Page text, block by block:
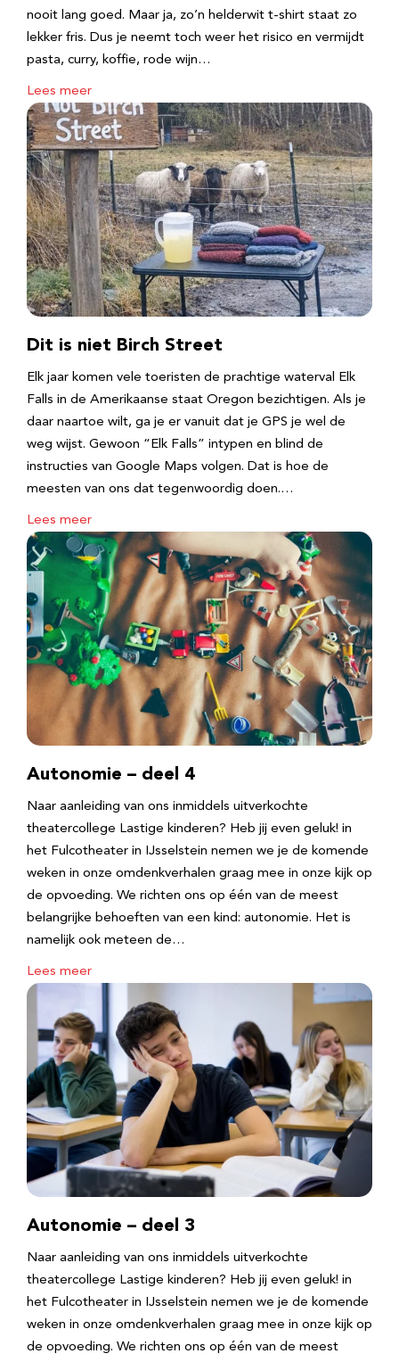
nooit lang goed. Maar ja, zo’n helderwit t-shirt staat zo
lekker fris. Dus je neemt toch weer het risico en vermijdt
pasta, curry, koffie, rode wijn…
Lees meer
Dit is niet Birch Street
Elk jaar komen vele toeristen de prachtige waterval Elk
Falls in de Amerikaanse staat Oregon bezichtigen. Als je
daar naartoe wilt, ga je er vanuit dat je GPS je wel de
weg wijst. Gewoon “Elk Falls” intypen en blind de
instructies van Google Maps volgen. Dat is hoe de
meesten van ons dat tegenwoordig doen.…
Lees meer
Autonomie – deel 4
Naar aanleiding van ons inmiddels uitverkochte
theatercollege Lastige kinderen? Heb jij even geluk! in
het Fulcotheater in IJsselstein nemen we je de komende
weken in onze omdenkverhalen graag mee in onze kijk op
de opvoeding. We richten ons op één van de meest
belangrijke behoeften van een kind: autonomie. Het is
namelijk ook meteen de…
Lees meer
Autonomie – deel 3
Naar aanleiding van ons inmiddels uitverkochte
theatercollege Lastige kinderen? Heb jij even geluk! in
het Fulcotheater in IJsselstein nemen we je de komende
weken in onze omdenkverhalen graag mee in onze kijk op
de opvoeding. We richten ons op één van de meest